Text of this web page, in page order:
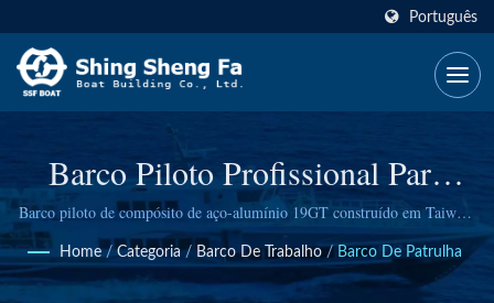
Português
Barco Piloto Profissional Para
Operações Portuárias Eficientes E
Seguras
Barco piloto de compósito de aço-alumínio 19GT construído em Taiwan,
projetado para navegação em porto, pilotagem de embarcações e
coordenação portuária, com recursos avançados de segurança e eficiência
de combustível.
Home / Categoria / Barco De Trabalho / Barco De Patrulha